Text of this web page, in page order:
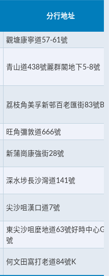
分行地址
觀塘康寧道57-61號
青山道438號麗群閣地下5-8號
荔枝角美孚新邨百老匯街83號B
旺角彌敦道666號
新蒲崗康強街28號
深水埗長沙灣道141號
尖沙咀漢口道7號
東尖沙咀麼地道63號好時中心G27
號
何文田窩打老道84號K